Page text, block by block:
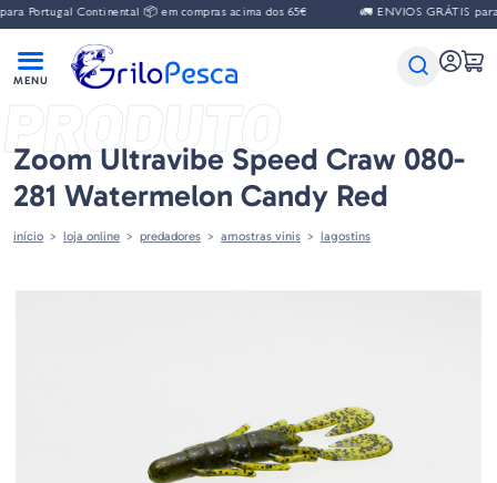
Continental 📦 em compras acima dos 65€ 🚛 ENVIOS GRÁTIS para
PRODUTO
Zoom Ultravibe Speed Craw 080-
281 Watermelon Candy Red
início loja online predadores amostras vinis lagostins